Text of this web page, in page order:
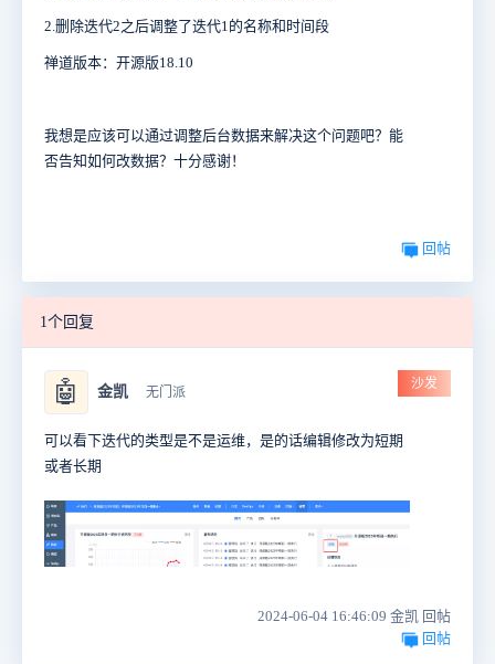
2.删除迭代2之后调整了迭代1的名称和时间段
禅道版本：开源版18.10
我想是应该可以通过调整后台数据来解决这个问题吧？能
否告知如何改数据？十分感谢！
回帖
1个回复
🤖 金凯 无门派
沙发
可以看下迭代的类型是不是运维，是的话编辑修改为短期
或者长期
2024-06-04 16:46:09 金凯 回帖
回帖